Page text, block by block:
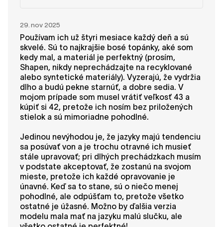
29. nov 2025
Používam ich už štyri mesiace každý deň a sú
skvelé. Sú to najkrajšie bosé topánky, aké som
kedy mal, a materiál je perfektný (prosím,
Shapen, nikdy neprechádzajte na recyklované
alebo syntetické materiály). Vyzerajú, že vydržia
dlho a budú pekne starnúť, a dobre sedia. V
mojom prípade som musel vrátiť veľkosť 43 a
kúpiť si 42, pretože ich nosím bez priložených
stielok a sú mimoriadne pohodlné.
Jedinou nevýhodou je, že jazyky majú tendenciu
sa posúvať von a je trochu otravné ich musieť
stále upravovať; pri dlhých prechádzkach musím
v podstate akceptovať, že zostanú na svojom
mieste, pretože ich každé opravovanie je
únavné. Keď sa to stane, sú o niečo menej
pohodlné, ale odpúšťam to, pretože všetko
ostatné je úžasné. Možno by ďalšia verzia
modelu mala mať na jazyku malú slučku, ale